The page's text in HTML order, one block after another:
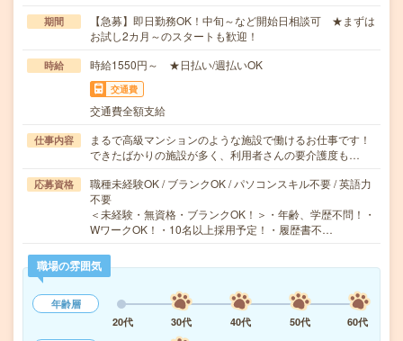
期間
【急募】即日勤務OK！中旬～など開始日相談可 ★まずは
お試し2カ月～のスタートも歓迎！
時給 時給1550円～ ★日払い/週払いOK
交通費
交通費全額支給
仕事内容
まるで高級マンションのような施設で働けるお仕事です！
できたばかりの施設が多く、利用者さんの要介護度も…
応募資格
職種未経験OK / ブランクOK / パソコンスキル不要 / 英語力
不要
＜未経験・無資格・ブランクOK！＞・年齢、学歴不問！・
WワークOK！・10名以上採用予定！・履歴書不…
職場の雰囲気
年齢層
20代
30代 40代 50代
60代